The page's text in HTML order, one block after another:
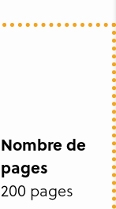
Nombre de
pages
200 pages